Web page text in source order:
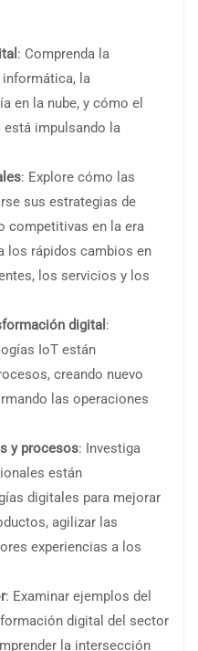
: Comprenda la
la
en la nube, y cómo el
está impulsando la
: Explore cómo las
sus estrategias de
competitivas en la era
los rápidos cambios en
los servicios y los
digital :
IoT están
creando nuevo
las operaciones
y procesos: Investiga
están
digitales para mejorar
agilizar las
experiencias a los
: Examinar ejemplos del
digital del sector
la intersección